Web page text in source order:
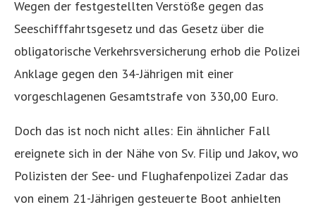
Wegen der festgestellten Verstöße gegen das
Seeschifffahrtsgesetz und das Gesetz über die
obligatorische Verkehrsversicherung erhob die Polizei
Anklage gegen den 34-Jährigen mit einer
vorgeschlagenen Gesamtstrafe von 330,00 Euro.
Doch das ist noch nicht alles: Ein ähnlicher Fall
ereignete sich in der Nähe von Sv. Filip und Jakov, wo
Polizisten der See- und Flughafenpolizei Zadar das
von einem 21-Jährigen gesteuerte Boot anhielten